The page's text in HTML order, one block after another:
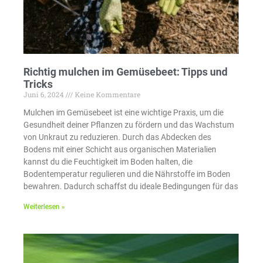
Richtig mulchen im Gemüsebeet: Tipps und
Tricks
Juni 6, 2024
Keine Kommentare
Mulchen im Gemüsebeet ist eine wichtige Praxis, um die
Gesundheit deiner Pflanzen zu fördern und das Wachstum
von Unkraut zu reduzieren. Durch das Abdecken des
Bodens mit einer Schicht aus organischen Materialien
kannst du die Feuchtigkeit im Boden halten, die
Bodentemperatur regulieren und die Nährstoffe im Boden
bewahren. Dadurch schaffst du ideale Bedingungen für das
Weiterlesen »